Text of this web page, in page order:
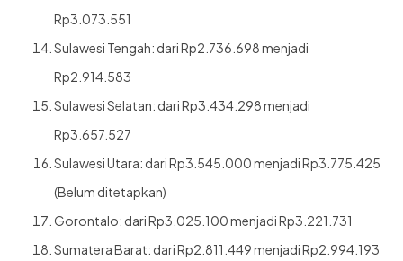
Rp3.073.551
Sulawesi Tengah: dari Rp2.736.698 menjadi
Rp2.914.583
Sulawesi Selatan: dari Rp3.434.298 menjadi
Rp3.657.527
Sulawesi Utara: dari Rp3.545.000 menjadi Rp3.775.425
(Belum ditetapkan)
Gorontalo: dari Rp3.025.100 menjadi Rp3.221.731
Sumatera Barat: dari Rp2.811.449 menjadi Rp2.994.193